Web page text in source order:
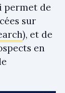
permet de
sur
), et de
en